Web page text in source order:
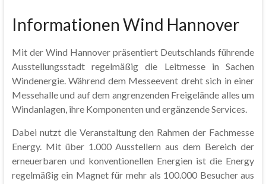
Informationen Wind Hannover
Mit der Wind Hannover präsentiert Deutschlands führende
Ausstellungsstadt regelmäßig die Leitmesse in Sachen
Windenergie. Während dem Messeevent dreht sich in einer
Messehalle und auf dem angrenzenden Freigelände alles um
Windanlagen, ihre Komponenten und ergänzende Services.
Dabei nutzt die Veranstaltung den Rahmen der Fachmesse
Energy. Mit über 1.000 Ausstellern aus dem Bereich der
erneuerbaren und konventionellen Energien ist die Energy
regelmäßig ein Magnet für mehr als 100.000 Besucher aus